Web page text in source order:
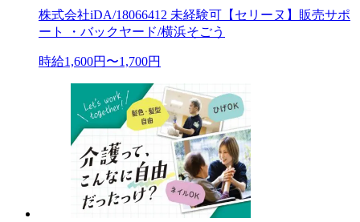
株式会社iDA/18066412 未経験可【セリーヌ】販売サポ
ート ・バックヤード/横浜そごう
時給1,600円〜1,700円